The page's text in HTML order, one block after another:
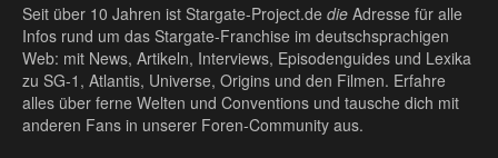
Seit über 10 Jahren ist Stargate-Project.de die Adresse für alle
Infos rund um das Stargate-Franchise im deutschsprachigen
Web: mit News, Artikeln, Interviews, Episodenguides und Lexika
zu SG-1, Atlantis, Universe, Origins und den Filmen. Erfahre
alles über ferne Welten und Conventions und tausche dich mit
anderen Fans in unserer Foren-Community aus.